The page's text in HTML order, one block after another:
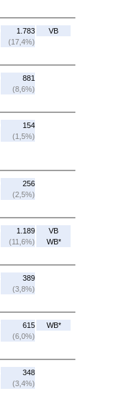
1.783
(17,4%)
VB
881
(8,6%)
154
(1,5%)
256
(2,5%)
1.189
(11,6%)
VB
WB*
389
(3,8%)
615
(6,0%)
WB*
348
(3,4%)